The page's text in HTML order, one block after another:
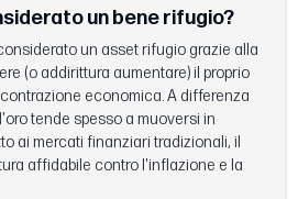
un bene rifugio?
un asset rifugio grazie alla
(o addirittura aumentare) il proprio
economica. A differenza
tende spesso a muoversi in
ai mercati finanziari tradizionali, il
affidabile contro l'inflazione e la